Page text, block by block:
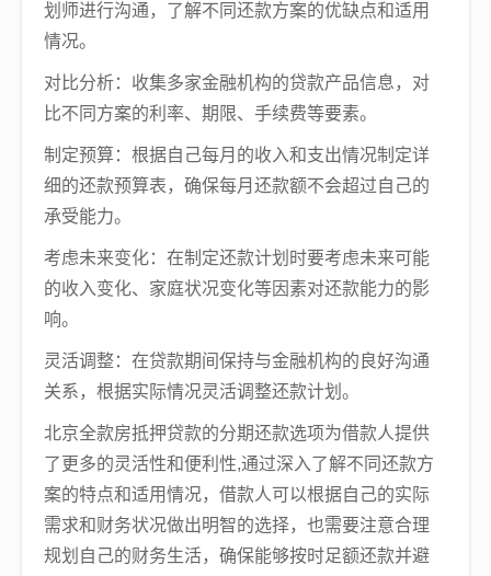
划师进行沟通，了解不同还款方案的优缺点和适用
情况。
对比分析：收集多家金融机构的贷款产品信息，对
比不同方案的利率、期限、手续费等要素。
制定预算：根据自己每月的收入和支出情况制定详
细的还款预算表，确保每月还款额不会超过自己的
承受能力。
考虑未来变化：在制定还款计划时要考虑未来可能
的收入变化、家庭状况变化等因素对还款能力的影
响。
灵活调整：在贷款期间保持与金融机构的良好沟通
关系，根据实际情况灵活调整还款计划。
北京全款房抵押贷款的分期还款选项为借款人提供
了更多的灵活性和便利性,通过深入了解不同还款方
案的特点和适用情况，借款人可以根据自己的实际
需求和财务状况做出明智的选择，也需要注意合理
规划自己的财务生活，确保能够按时足额还款并避